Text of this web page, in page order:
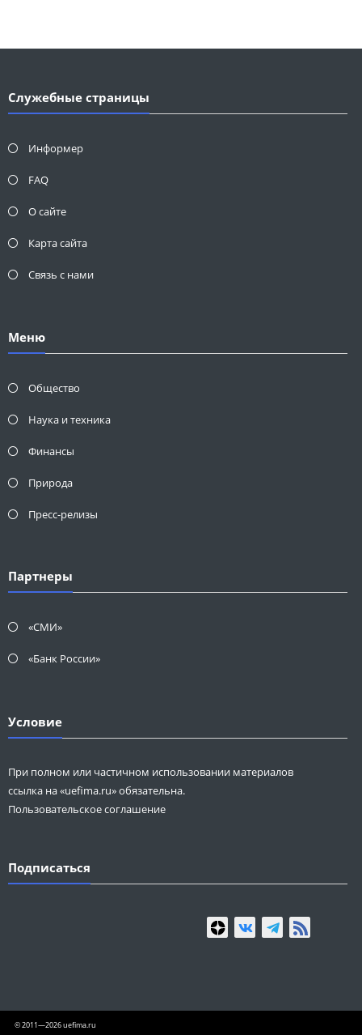
Служебные страницы
Информер
FAQ
О сайте
Карта сайта
Связь с нами
Меню
Общество
Наука и техника
Финансы
Природа
Пресс-релизы
Партнеры
«СМИ»
«Банк России»
Условие
При полном или частичном использовании материалов
ссылка на «uefima.ru» обязательна.
Пользовательское соглашение
Подписаться
© 2011—2026 uefima.ru